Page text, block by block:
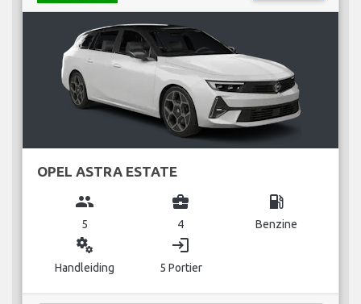
OPEL ASTRA ESTATE
group
5
business_center
4
local_gas_station
Benzine
miscellaneous_services
Handleiding
login
5 Portier